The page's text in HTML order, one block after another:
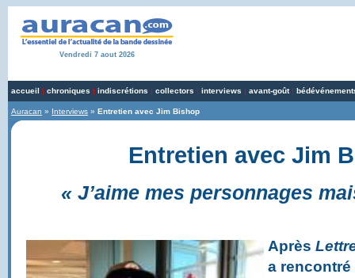
Vendredi 7 aout 2026
accueil | chroniques | indiscrétions | collectors | interviews | avant-goût|
Auracan » Interviews » Entretien avec Jim Bishop
Entretien avec Jim
« J’aime mes personnages
Après
a